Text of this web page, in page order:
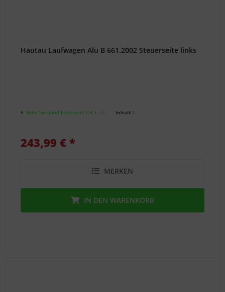
Hautau Laufwagen Alu B 661.2002 Steuerseite links
Sofortversand Lieferzeit 1-3 T- ℹ - Inhalt 1
243,99 € *
MERKEN
IN DEN WARENKORB